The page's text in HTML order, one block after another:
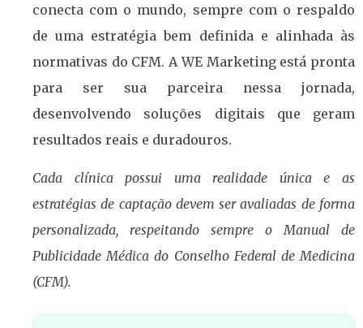
conecta com o mundo, sempre com o respaldo
de uma estratégia bem definida e alinhada às
normativas do CFM. A WE Marketing está pronta
para ser sua parceira nessa jornada,
desenvolvendo soluções digitais que geram
resultados reais e duradouros.
Cada clínica possui uma realidade única e as
estratégias de captação devem ser avaliadas de forma
personalizada, respeitando sempre o Manual de
Publicidade Médica do Conselho Federal de Medicina
(CFM).